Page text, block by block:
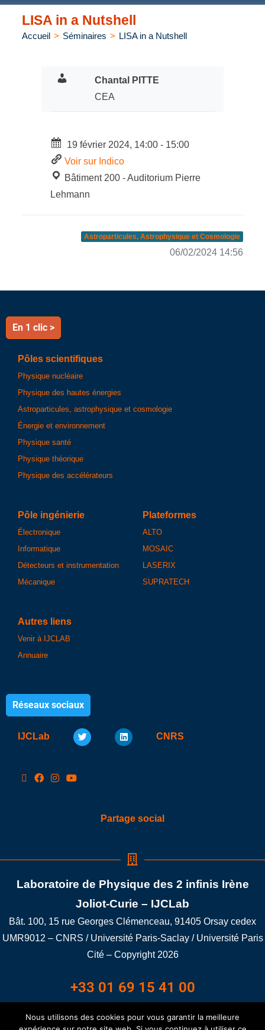
LISA in a Nutshell
Accueil > Séminaires > LISA in a Nutshell
Chantal PITTE
CEA
19 février 2024, 14:00 - 15:00
Voir sur Indico
Bâtiment 200 - Auditorium Pierre
Lehmann
Astroparticules, Astrophysique et Cosmologie
06/02/2024 14:56
En 1 clic >
Pôles scientifiques
Physique nucléaire
Physique des hautes énergies
Astroparticules, astrophysique et cosmologie
Énergie et environnement
Physique santé
Physique théorique
Physique des accélérateurs
Pôle ingénierie
Électronique
Informatique
Détecteurs et instrumentation
Mécanique
Plateformes
ALTO
MOSAIC
LASERIX
SUPRATECH
Autres liens
Venir à IJCLAB
Annuaire
Réseaux sociaux
IJCLab CNRS
Partage social
Laboratoire de Physique des 2 infinis Irène
Joliot-Curie – IJCLab
Bât. 100, 15 rue Georges Clémenceau, 91405 Orsay cedex
UMR9012 – CNRS / Université Paris-Saclay / Université Paris
Cité – Copyright 2026
+33 01 69 15 41 00
Bât. 100A LAT/LONG: 48.698401,2.176352
Nous utilisons des cookies pour vous garantir la meilleure